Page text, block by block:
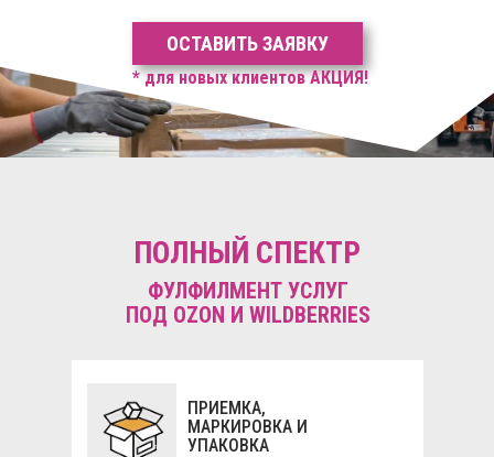
ОСТАВИТЬ ЗАЯВКУ
* для новых клиентов АКЦИЯ!
ПРИЕМКА,
МАРКИРОВКА И
УПАКОВКА
ФУЛФИЛМЕНТ УСЛУГ
ПОД OZON И WILDBERRIES
ПОЛНЫЙ СПЕКТР